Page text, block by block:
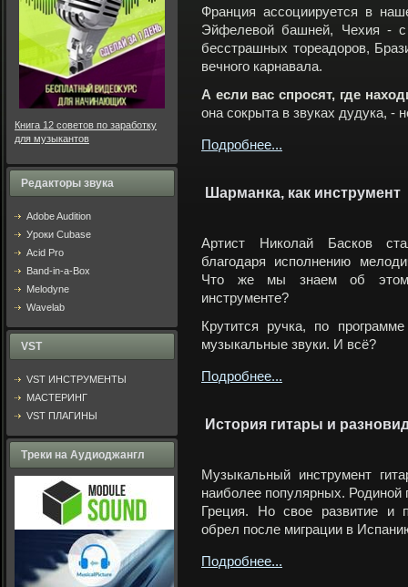
Книга 12 советов по заработку
для музыкантов
Редакторы звука
Adobe Audition
Уроки Cubase
Acid Pro
Band-in-a-Box
Melodyne
Wavelab
VST
VST ИНСТРУМЕНТЫ
МАСТЕРИНГ
VST ПЛАГИНЫ
Треки на Аудиоджангл
Франция ассоциируется в
Эйфелевой башней, Чехия -
бесстрашных тореадоров,
вечного карнавала.
А если вас спросят, где
она сокрыта в звуках дудука, -
Подробнее...
Шарманка, как инструмент
Артист Николай Басков
благодаря исполнению
Что же мы знаем об
инструменте?
Крутится ручка, по
музыкальные звуки. И всё?
Подробнее...
История гитары и
Музыкальный инструмент
наиболее популярных. Родиной
Греция. Но свое развитие и
обрел после миграции в
Подробнее...